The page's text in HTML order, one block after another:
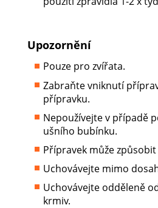
Upozornění
Pouze pro zvířata.
Zabraňte vniknutí
přípravku.
Nepoužívejte v případě
ušního bubínku.
Přípravek může
Uchovávejte mimo
Uchovávejte odděleně
krmiv.